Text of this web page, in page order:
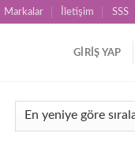
Markalar İletişim SSS
GIRIŞ YAP